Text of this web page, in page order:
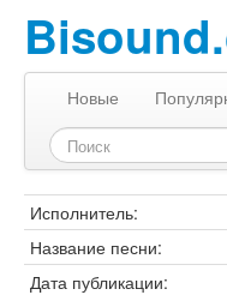
Новые
Исполнитель:
Название песни:
Дата публикации: